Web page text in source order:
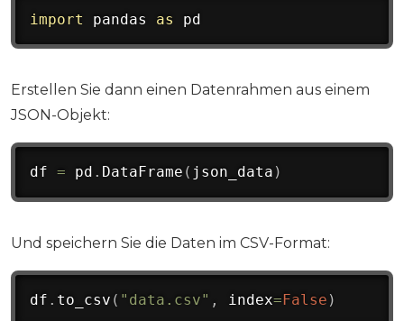
import pandas as pd
Erstellen Sie dann einen Datenrahmen aus einem
JSON-Objekt:
df = pd . DataFrame ( json_data )
Und speichern Sie die Daten im CSV-Format:
df . to_csv ( "data.csv" , index=False )